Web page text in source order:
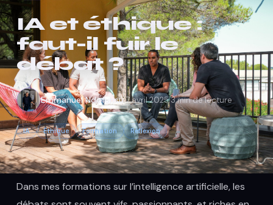
IA et éthique :
faut-il fuir le
débat ?
Emmanuel Ndofunsu·7 avril 2025·3 min de lecture
IA Éthique Formation Réflexion
Dans mes formations sur l’intelligence artificielle, les